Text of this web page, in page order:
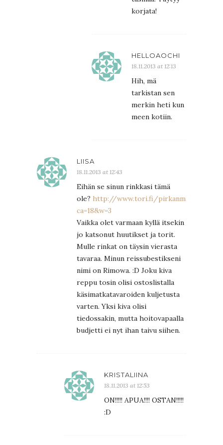
korjata!
HELLOAOCHI
18.11.2013 at 12:13
Hih, mä
tarkistan sen
merkin heti kun
meen kotiin.
LIISA
18.11.2013 at 12:43
Eihän se sinun rinkkasi tämä
ole? http://www.tori.fi/pirkanmaa/
ca=18&w=3
Vaikka olet varmaan kyllä itsekin
jo katsonut huutikset ja torit.
Mulle rinkat on täysin vierasta
tavaraa. Minun reissubestikseni
nimi on Rimowa. :D Joku kiva
reppu tosin olisi ostoslistalla
käsimatkatavaroiden kuljetusta
varten. Yksi kiva olisi
tiedossakin, mutta hoitovapaalla
budjetti ei nyt ihan taivu siihen.
KRISTALIINA
18.11.2013 at 12:53
ON!!!!! APUA!!!! OSTAN!!!!!
:D